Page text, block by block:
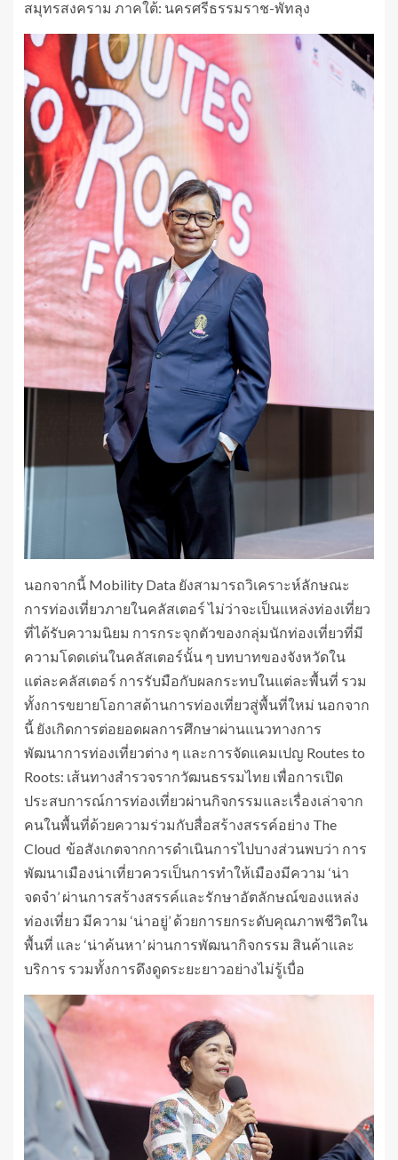
สมุทรสงคราม ภาคใต้: นครศรีธรรมราช-พัทลุง
นอกจากนี้ Mobility Data ยังสามารถวิเคราะห์ลักษณะ
การท่องเที่ยวภายในคลัสเตอร์ ไม่ว่าจะเป็นแหล่งท่องเที่ยว
ที่ได้รับความนิยม การกระจุกตัวของกลุ่มนักท่องเที่ยวที่มี
ความโดดเด่นในคลัสเตอร์นั้น ๆ บทบาทของจังหวัดใน
แต่ละคลัสเตอร์ การรับมือกับผลกระทบในแต่ละพื้นที่ รวม
ทั้งการขยายโอกาสด้านการท่องเที่ยวสู่พื้นที่ใหม่ นอกจาก
นี้ ยังเกิดการต่อยอดผลการศึกษาผ่านแนวทางการ
พัฒนาการท่องเที่ยวต่าง ๆ และการจัดแคมเปญ Routes to
Roots: เส้นทางสำรวจรากวัฒนธรรมไทย เพื่อการเปิด
ประสบการณ์การท่องเที่ยวผ่านกิจกรรมและเรื่องเล่าจาก
คนในพื้นที่ด้วยความร่วมกับสื่อสร้างสรรค์อย่าง The
Cloud ข้อสังเกตจากการดำเนินการไปบางส่วนพบว่า การ
พัฒนาเมืองน่าเที่ยวควรเป็นการทำให้เมืองมีความ ‘น่า
จดจำ’ ผ่านการสร้างสรรค์และรักษาอัตลักษณ์ของแหล่ง
ท่องเที่ยว มีความ ‘น่าอยู่’ ด้วยการยกระดับคุณภาพชีวิตใน
พื้นที่ และ ‘น่าค้นหา’ ผ่านการพัฒนากิจกรรม สินค้าและ
บริการ รวมทั้งการดึงดูดระยะยาวอย่างไม่รู้เบื่อ